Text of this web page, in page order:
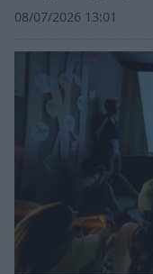
08/07/2026 13:01